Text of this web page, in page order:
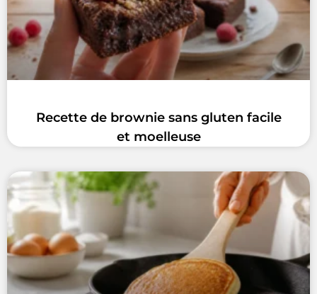
Recette de brownie sans gluten facile
et moelleuse